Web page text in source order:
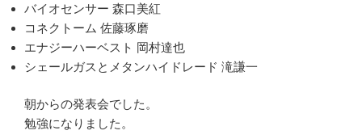
バイオセンサー 森口美紅
コネクトーム 佐藤琢磨
エナジーハーベスト 岡村達也
シェールガスとメタンハイドレード 滝謙一
朝からの発表会でした。
勉強になりました。